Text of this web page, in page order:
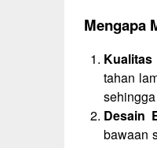
Mengapa
Kualitas
tahan
Desain
bawaan